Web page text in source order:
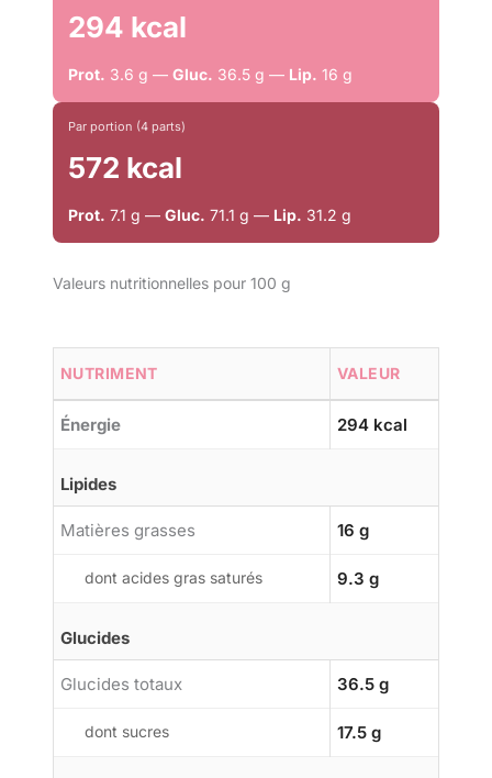
294 kcal
Prot. 3.6 g — Gluc. 36.5 g — Lip. 16 g
Par portion (4 parts)
572 kcal
Prot. 7.1 g — Gluc. 71.1 g — Lip. 31.2 g
Valeurs nutritionnelles pour 100 g
NUTRIMENT VALEUR
Énergie 294 kcal
Lipides
Matières grasses 16 g
dont acides gras saturés 9.3 g
Glucides
Glucides totaux 36.5 g
dont sucres 17.5 g